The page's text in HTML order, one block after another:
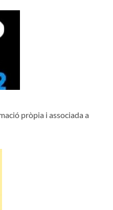
pròpia i associada a